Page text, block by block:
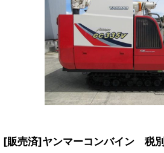
[販売済]ヤンマーコンバイン 税別